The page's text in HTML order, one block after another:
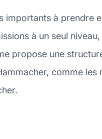
importants à
à un seul
propose une
comme